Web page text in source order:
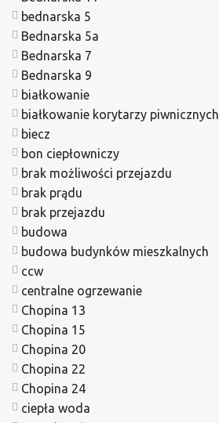
bednarska 5
Bednarska 5a
Bednarska 7
Bednarska 9
białkowanie
białkowanie korytarzy piwnicznych
biecz
bon ciepłowniczy
brak możliwości przejazdu
brak prądu
brak przejazdu
budowa
budowa budynków mieszkalnych
ccw
centralne ogrzewanie
Chopina 13
Chopina 15
Chopina 20
Chopina 22
Chopina 24
ciepła woda